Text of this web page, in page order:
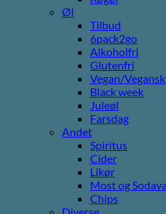
Øl
Tilbud
6pack2go
Alkoholfri
Glutenfri
Vegan/Vegansk
Black week
Juleøl
Farsdag
Andet
Spiritus
Cider
Likør
Most og
Chips